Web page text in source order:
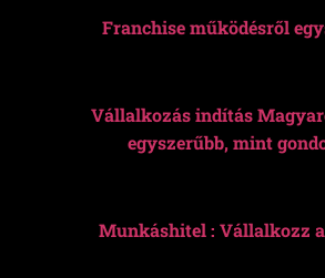
Franchise működésről
Vállalkozás indítás
egyszerűbb, mint
Munkáshitel : Vállalkozz